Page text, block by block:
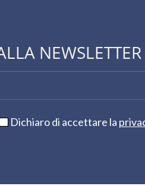
Dichiaro di accettare la